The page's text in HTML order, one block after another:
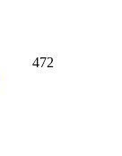
472